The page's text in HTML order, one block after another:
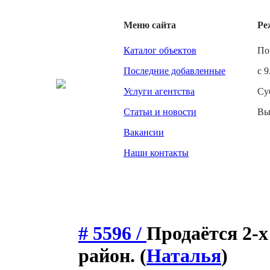
Меню сайта
Каталог объектов
Последние добавленные
Услуги агентства
Статьи и новости
Вакансии
Наши контакты
с
# 5596 / Продаётся 2-
район. (Наталья)